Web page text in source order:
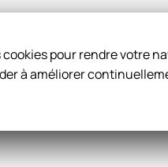
pour rendre votre
à améliorer